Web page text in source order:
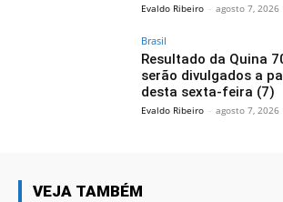
Evaldo Ribeiro - agosto 7, 2026
Brasil
Resultado da Quina
serão divulgados a
desta sexta-feira (7)
Evaldo Ribeiro - agosto 7, 2026
VEJA TAMBÉM